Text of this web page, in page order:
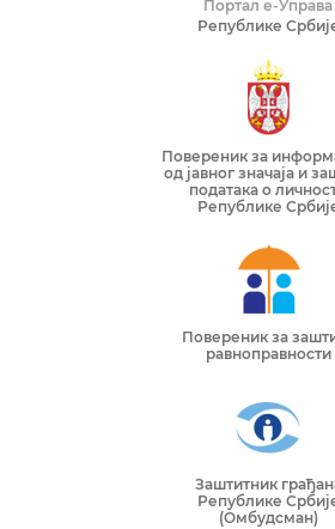
Портал е-Управа
Републике
Повереник за
од јавног значаја и
података о
Републике
Повереник за
равноправности
Заштитник
Републике
(Омбудсман)